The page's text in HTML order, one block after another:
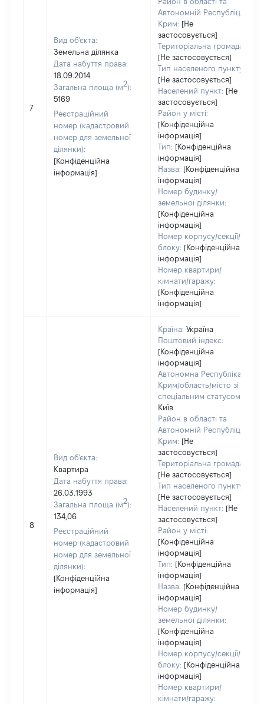
7
Вид об'єкта:
Земельна ділянка
Дата набуття права:
18.09.2014
Загальна площа (м2):
5169
Реєстраційний
номер (кадастровий
номер для земельної
ділянки):
[Конфіденційна
інформація]
Автономній Республіці
Крим: [Не
застосовується]
Територіальна громада:
[Не застосовується]
Тип населеного пункту:
[Не застосовується]
Населений пункт: [Не
застосовується]
Район у місті:
[Конфіденційна
інформація]
Тип: [Конфіденційна
інформація]
Назва: [Конфіденційна
інформація]
Номер будинку/
земельної ділянки:
[Конфіденційна
інформація]
Номер корпусу/секції/
блоку: [Конфіденційна
інформація]
Номер квартири/
кімнати/гаражу:
[Конфіденційна
інформація]
8
Вид об'єкта:
Квартира
Дата набуття права:
26.03.1993
Загальна площа (м2):
134,06
Реєстраційний
номер (кадастровий
номер для земельної
ділянки):
[Конфіденційна
інформація]
Країна: Україна
Поштовий індекс:
[Конфіденційна
інформація]
Автономна Республіка
Крим/область/місто зі
спеціальним статусом:
Київ
Район в області та
Автономній Республіці
Крим: [Не
застосовується]
Територіальна громада:
[Не застосовується]
Тип населеного пункту:
[Не застосовується]
Населений пункт: [Не
застосовується]
Район у місті:
[Конфіденційна
інформація]
Тип: [Конфіденційна
інформація]
Назва: [Конфіденційна
інформація]
Номер будинку/
земельної ділянки:
[Конфіденційна
інформація]
Номер корпусу/секції/
блоку: [Конфіденційна
інформація]
Номер квартири/
кімнати/гаражу: